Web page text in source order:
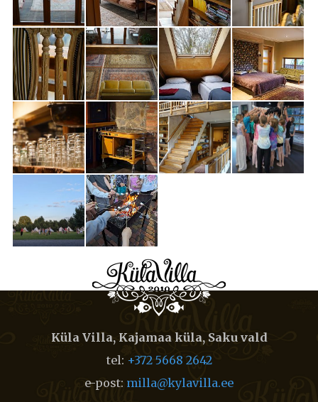
Küla Villa, Kajamaa küla, Saku vald
tel: +372 5668 2642
e-post: milla@kylavilla.ee